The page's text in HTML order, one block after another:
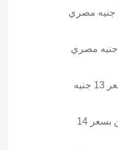
ساندوتش سجق شرقي بسعر 13 جنيه مصري
ساندوتش سجق مدخن بسعر 13 جنيه مصري
ساندوتش سجق مفروم بسعر بسعر 13 جنيه
ساندوتش سجق إسكندراني مدخن بسعر 14